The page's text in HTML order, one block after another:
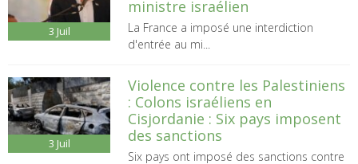
3 Juil
ministre israélien
La France a imposé une interdiction
d'entrée au mi...
3 Juil
Violence contre les Palestiniens
: Colons israéliens en
Cisjordanie : Six pays imposent
des sanctions
Six pays ont imposé des sanctions contre